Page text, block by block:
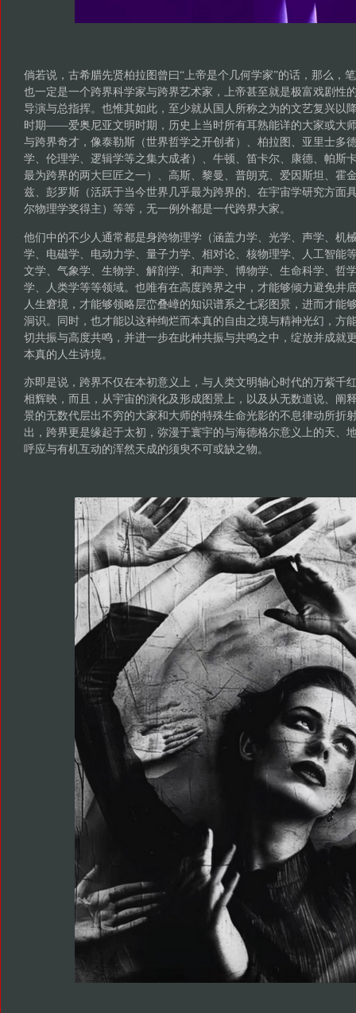
倘若说，古希腊先贤柏拉图曾曰“上帝是个几何学家”的话，那么，
也一定是一个跨界科学家与跨界艺术家，上帝甚至就是极富戏剧性
导演与总指挥。也惟其如此，至少就从国人所称之为的文艺复兴以
时期——爱奥尼亚文明时期，历史上当时所有耳熟能详的大家或大
与跨界奇才，像泰勒斯（世界哲学之开创者）、柏拉图、亚里士多
学、伦理学、逻辑学等之集大成者）、牛顿、笛卡尔、康德、帕斯
最为跨界的两大巨匠之一）、高斯、黎曼、普朗克、爱因斯坦、霍
兹、彭罗斯（活跃于当今世界几乎最为跨界的、在宇宙学研究方面
尔物理学奖得主）等等，无一例外都是一代跨界大家。
他们中的不少人通常都是身跨物理学（涵盖力学、光学、声学、机
学、电磁学、电动力学、量子力学、相对论、核物理学、人工智能
文学、气象学、生物学、解剖学、和声学、博物学、生命科学、哲
学、人类学等等领域。也唯有在高度跨界之中，才能够倾力避免井
人生窘境，才能够领略层峦叠嶂的知识谱系之七彩图景，进而才能
洞识。同时，也才能以这种绚烂而本真的自由之境与精神光幻，方
切共振与高度共鸣，并进一步在此种共振与共鸣之中，绽放并成就
本真的人生诗境。
亦即是说，跨界不仅在本初意义上，与人类文明轴心时代的万紫千
相辉映，而且，从宇宙的演化及形成图景上，以及从无数道说、阐
景的无数代层出不穷的大家和大师的特殊生命光影的不息律动所折
出，跨界更是缘起于太初，弥漫于寰宇的与海德格尔意义上的天、
呼应与有机互动的浑然天成的须臾不可或缺之物。